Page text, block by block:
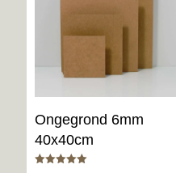
Ongegrond 6mm
40x40cm